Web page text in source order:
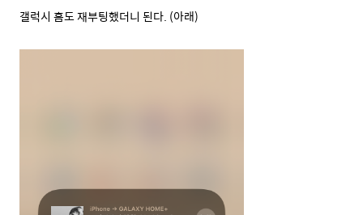
갤럭시 홈도 재부팅했더니 된다. (아래)